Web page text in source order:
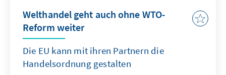
Welthandel geht auch ohne WTO-
Reform weiter
Die EU kann mit ihren Partnern die
Handelsordnung gestalten